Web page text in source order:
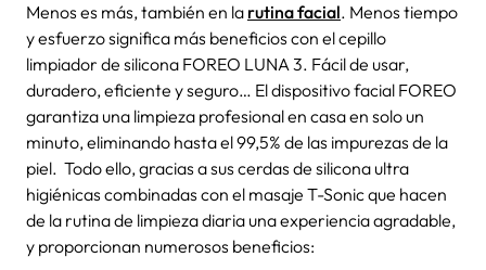
Menos es más, también en la rutina facial. Menos tiempo
y esfuerzo significa más beneficios con elcepillo
limpiador de silicona FOREO LUNA 3. Fácil de usar,
duradero, eficiente y seguro… El dispositivo facial FOREO
garantiza una limpieza profesional en casa en solo un
minuto, eliminando hasta el 99,5% de las impurezas de la
piel. Todo ello, gracias a sus cerdas de silicona ultra
higiénicas combinadas con el masaje T-Sonic que hacen
de la rutina de limpieza diaria una experiencia agradable,
y proporcionan numerosos beneficios: